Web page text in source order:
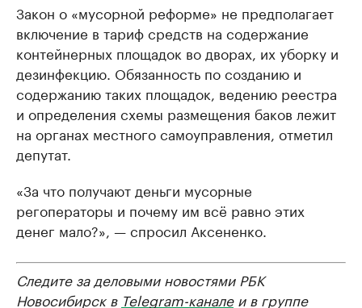
Закон о «мусорной реформе» не предполагает
включение в тариф средств на содержание
контейнерных площадок во дворах, их уборку и
дезинфекцию. Обязанность по созданию и
содержанию таких площадок, ведению реестра
и определения схемы размещения баков лежит
на органах местного самоуправления, отметил
депутат.
«За что получают деньги мусорные
регоператоры и почему им всё равно этих
денег мало?», — спросил Аксененко.
Следите за деловыми новостями РБК
Новосибирск в Telegram-каналеи в группе